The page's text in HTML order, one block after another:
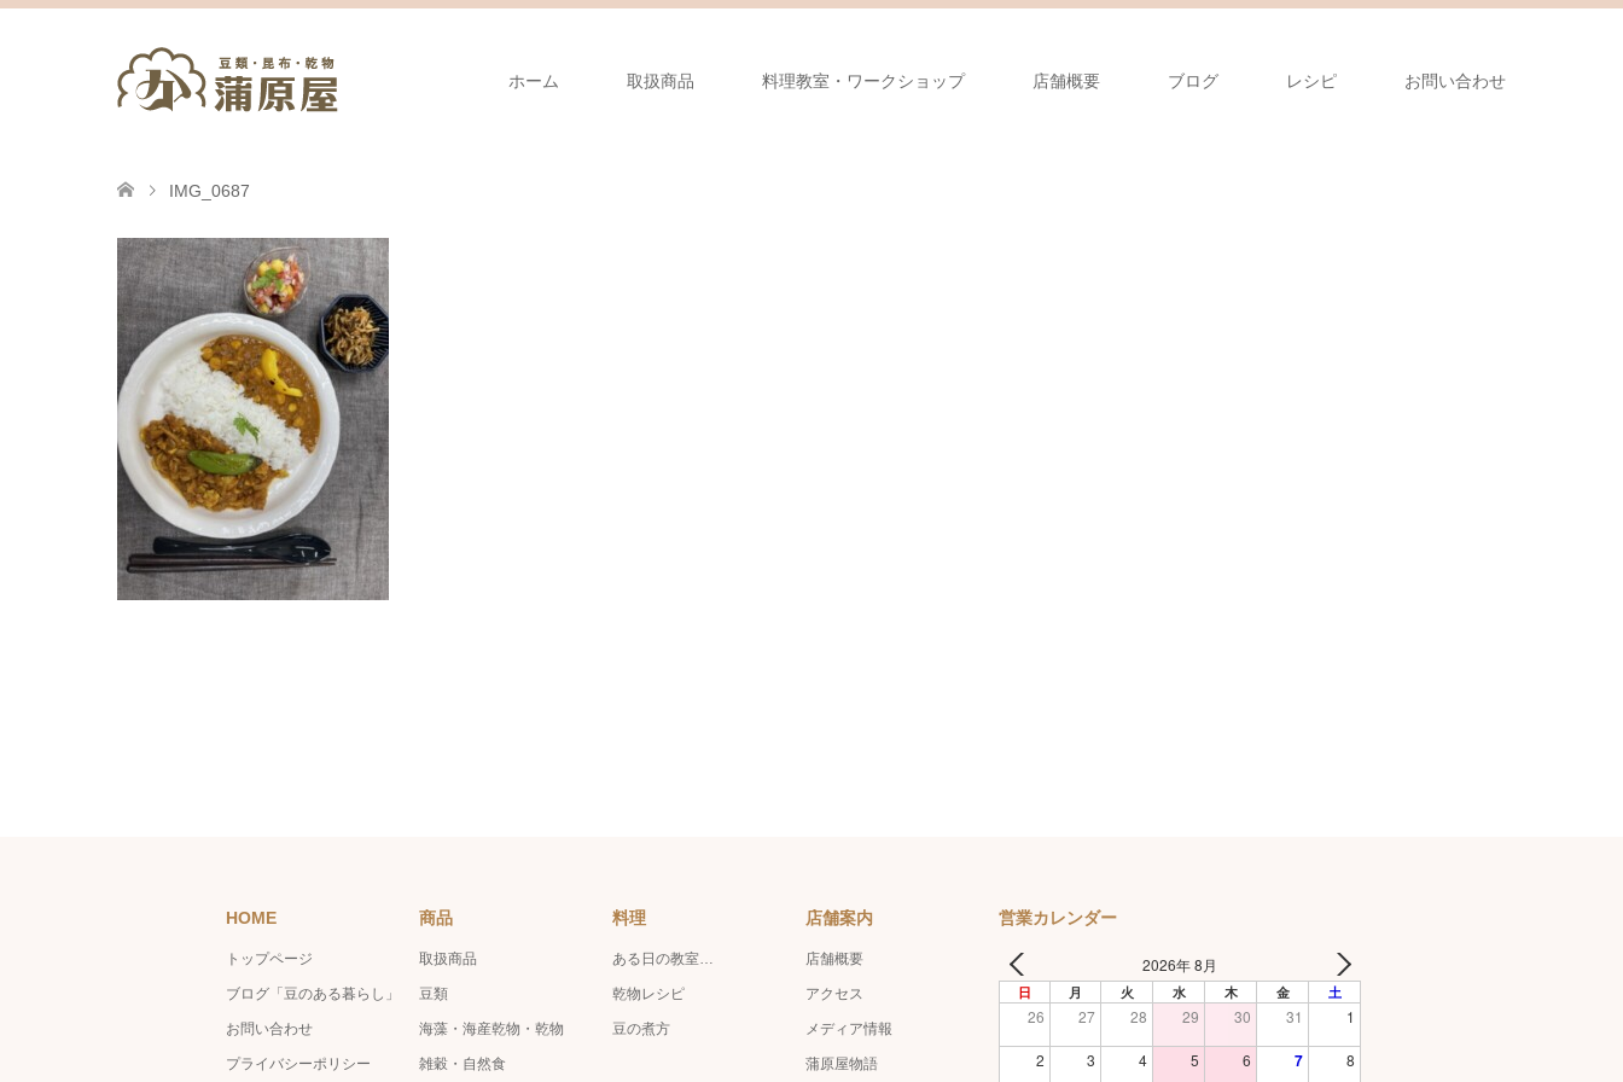
ホーム 取扱商品 料理教室・ワークショップ 店舗概要 ブログ レシピ お問い合わせ
IMG_0687
HOME
トップページ
ブログ「豆のある暮らし」
お問い合わせ
プライバシーポリシー
商品
取扱商品
豆類
海藻・海産乾物・乾物
雑穀・自然食
料理
ある日の教室…
乾物レシピ
豆の煮方
店舗案内
店舗概要
アクセス
メディア情報
蒲原屋物語
営業カレンダー
2026年 8月
日 月 火 水 木 金 土
26 27 28 29 30 31 1
2 3 4 5 6 7 8